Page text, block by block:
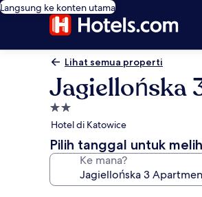
Langsung ke konten utama
Lihat semua properti
Jagiellońska
Properti
bintang
2.0
Hotel di Katowice
Pilih tanggal untuk
Ke mana?